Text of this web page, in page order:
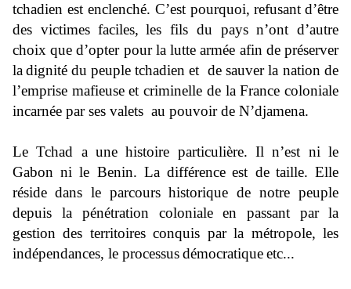
tchadien est enclenché. C’est pourquoi, refusant d’être
des victimes faciles, les fils du pays n’ont d’autre
choix que d’opter pour la lutte armée afin de préserver
la dignité du peuple tchadien et de sauver la nation de
l’emprise mafieuse et criminelle de la France coloniale
incarnée par ses valets au pouvoir de N’djamena.
Le Tchad a une histoire particulière. Il n’est ni le
Gabon ni le Benin. La différence est de taille. Elle
réside dans le parcours historique de notre peuple
depuis la pénétration coloniale en passant par la
gestion des territoires conquis par la métropole, les
indépendances, le processusdémocratiqueetc...